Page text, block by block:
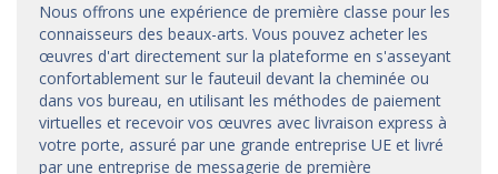
Nous offrons une expérience de première classe pour les
connaisseurs des beaux-arts. Vous pouvez acheter les
œuvres d'art directement sur la plateforme en s'asseyant
confortablement sur le fauteuil devant la cheminée ou
dans vos bureau, en utilisant les méthodes de paiement
virtuelles et recevoir vos œuvres avec livraison express à
votre porte, assuré par une grande entreprise UE et livré
par une entreprise de messagerie de première